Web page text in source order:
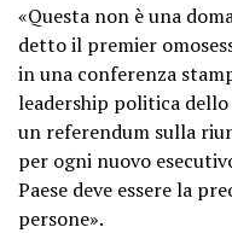
«Questa non è una
detto il premier
in una conferenza
leadership politica
un referendum sulla
per ogni nuovo
Paese deve essere la
persone».